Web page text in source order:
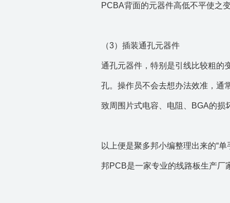
PCBA背面的元器件高低不平使之
（3）插装通孔元器件
通孔元器件，特别是引线比较粗的
孔。操作员不会去想办法效准，通
致周围片式电容、电阻、BGA的损
以上便是聚多邦小编整理出来的“
邦PCB是一家专业的线路板生产厂